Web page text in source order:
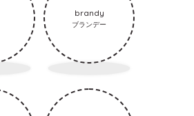
brandy
ブランデー